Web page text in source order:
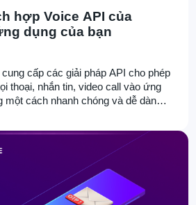
hợp Voice API của
dụng của bạn
cấp các giải pháp API cho phép
thoại, nhắn tin, video call vào ứng
một cách nhanh chóng và dễ dàng.
dụng của bạn với đầy đủ ví dụ và